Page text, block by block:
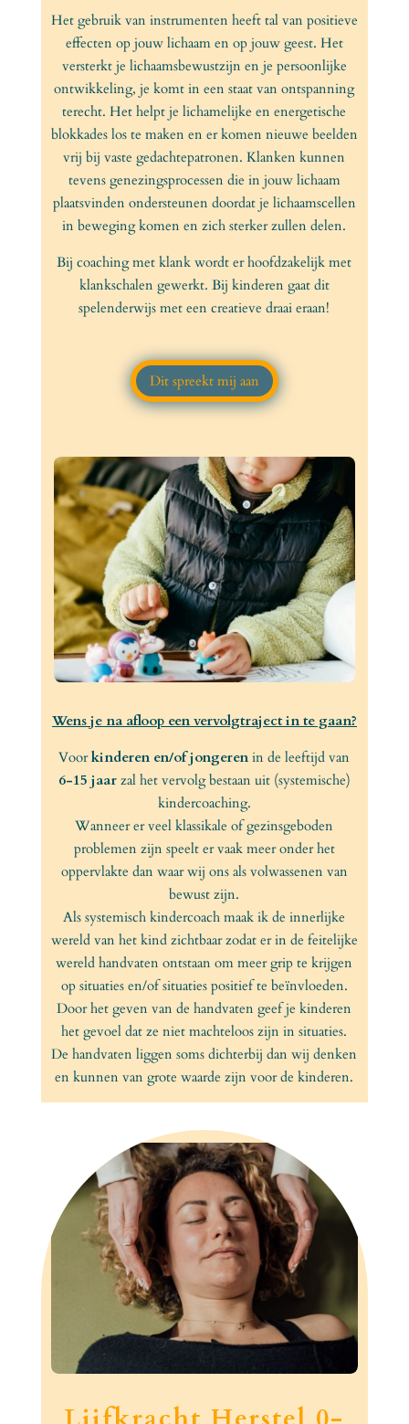
Het gebruik van instrumenten heeft tal van positieve
effecten op jouw lichaam en op jouw geest. Het
versterkt je lichaamsbewustzijn en je persoonlijke
ontwikkeling, je komt in een staat van ontspanning
terecht. Het helpt je lichamelijke en energetische
blokkades los te maken en er komen nieuwe beelden
vrij bij vaste gedachtepatronen. Klanken kunnen
tevens genezingsprocessen die in jouw lichaam
plaatsvinden ondersteunen doordat je lichaamscellen
in beweging komen en zich sterker zullen delen.
Bij coaching met klank wordt er hoofdzakelijk met
klankschalen gewerkt. Bij kinderen gaat dit
spelenderwijs met een creatieve draai eraan!
Dit spreekt mij aan
Wens je na afloop een vervolgtraject in te gaan?
Voorkinderen en/of jongerenin de leeftijd van
6-15 jaarzal het vervolg bestaan uit (systemische)
kindercoaching.
Wanneer er veel klassikale of gezinsgeboden
problemen zijn speelt er vaak meer onder het
oppervlakte dan waar wij ons als volwassenen van
bewust zijn.
Als systemisch kindercoach maak ik de innerlijke
wereld van het kind zichtbaar zodat er in de feitelijke
wereld handvaten ontstaan om meer grip te krijgen
op situaties en/of situaties positief te beïnvloeden.
Door het geven van de handvaten geef je kinderen
het gevoel dat ze niet machteloos zijn in situaties.
De handvaten liggen soms dichterbij dan wij denken
en kunnen van grote waarde zijn voor de kinderen.